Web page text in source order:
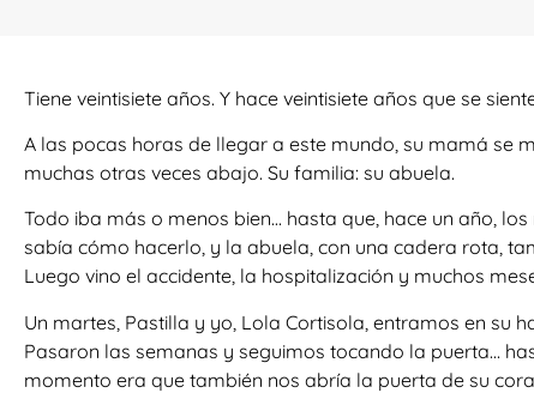
Tiene veintisiete años. Y hace veintisiete años que se
A las pocas horas de llegar a este mundo, su mamá se
muchas otras veces abajo. Su familia: su abuela.
Todo iba más o menos bien… hasta que, hace un año,
sabía cómo hacerlo, y la abuela, con una cadera rota,
Luego vino el accidente, la hospitalización y muchos
Un martes, Pastilla y yo, Lola Cortisola, entramos en su
Pasaron las semanas y seguimos tocando la puerta…
momento era que también nos abría la puerta de su